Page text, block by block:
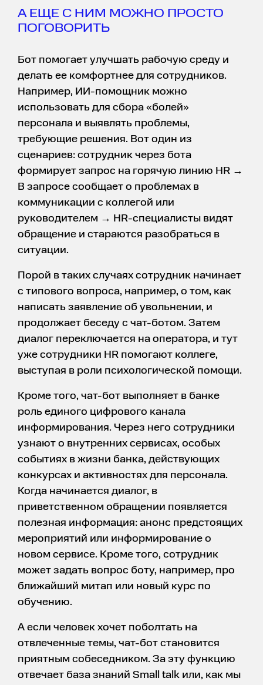
А ЕЩЕ С НИМ МОЖНО ПРОСТО
ПОГОВОРИТЬ
Бот помогает улучшать рабочую среду и
делать ее комфортнее для сотрудников.
Например, ИИ-помощник можно
использовать для сбора «болей»
персонала и выявлять проблемы,
требующие решения. Вот один из
сценариев: сотрудник через бота
формирует запрос на горячую линию HR →
В запросе сообщает о проблемах в
коммуникации с коллегой или
руководителем → HR-специалисты видят
обращение и стараются разобраться в
ситуации.
Порой в таких случаях сотрудник начинает
с типового вопроса, например, о том, как
написать заявление об увольнении, и
продолжает беседу с чат-ботом. Затем
диалог переключается на оператора, и тут
уже сотрудники HR помогают коллеге,
выступая в роли психологической помощи.
Кроме того, чат-бот выполняет в банке
роль единого цифрового канала
информирования. Через него сотрудники
узнают о внутренних сервисах, особых
событиях в жизни банка, действующих
конкурсах и активностях для персонала.
Когда начинается диалог, в
приветственном обращении появляется
полезная информация: анонс предстоящих
мероприятий или информирование о
новом сервисе. Кроме того, сотрудник
может задать вопрос боту, например, про
ближайший митап или новый курс по
обучению.
А если человек хочет поболтать на
отвлеченные темы, чат-бот становится
приятным собеседником. За эту функцию
отвечает база знаний Small talk или, как мы